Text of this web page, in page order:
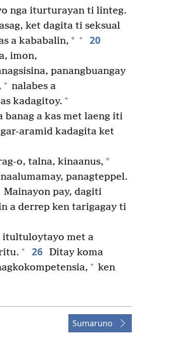
nga iturturayan ti linteg.
ket dagita ti seksual
a kababalin, * + 20
imon,
panangbuangay
+ nalabes a
kadagitoy. +
a kas met laeng iti
aramid kadagita ket
o, talna, kinaanus, *
panagteppel.
Mainayon pay, dagiti
a derrep ken tarigagay ti
itultuloytayo met a
+ 26 Ditay koma
+ ken
Sumaruno